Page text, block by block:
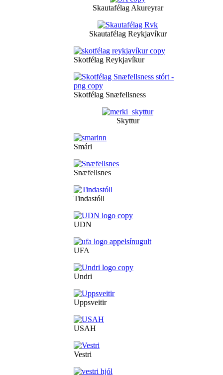
Skautafélag Akureyrar
Skautafélag Reykjavíkur
Skotfélag Reykjavíkur
Skotfélag Snæfellsness
Skyttur
Smári
Snæfellsnes
Tindastóll
UDN
UFA
Undri
Uppsveitir
USAH
Vestri